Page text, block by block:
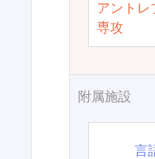
アントレ
専攻
附属施設
言